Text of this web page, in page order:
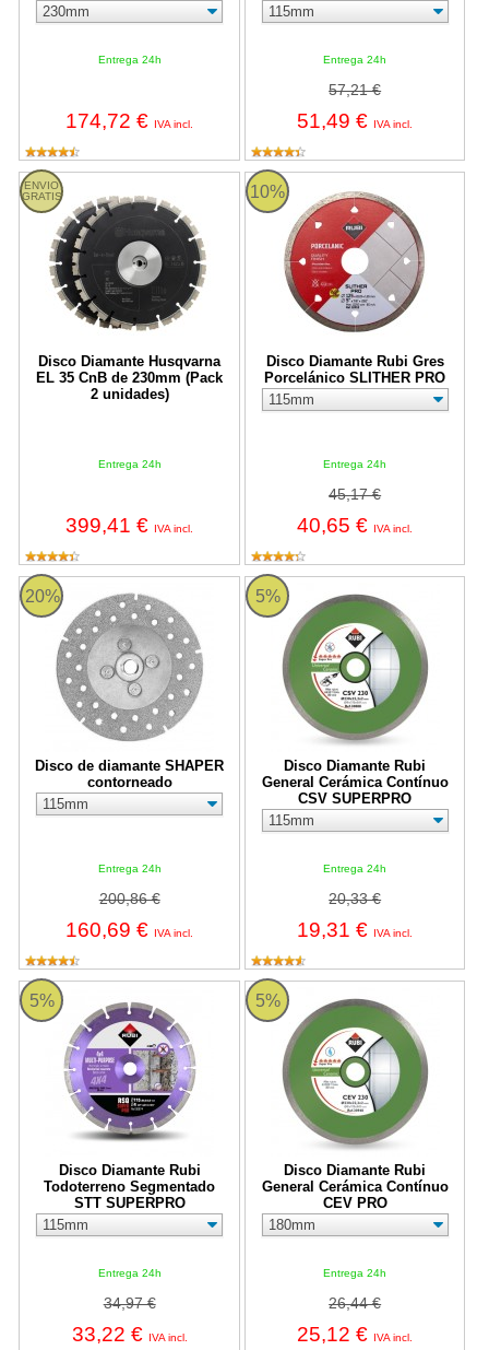
Entrega 24h
174,72 € IVA incl.
Entrega 24h
57,21 €
51,49 € IVA incl.
ENVIO
GRATIS
Disco Diamante Husqvarna
EL 35 CnB de 230mm (Pack
2 unidades)
Entrega 24h
399,41 € IVA incl.
Disco Diamante Husqvarna EL 35 CnB de 230mm (Pack 2
10%
Disco Diamante Rubi Gres
Porcelánico SLITHER PRO
Entrega 24h
45,17 €
40,65 € IVA incl.
Disco Diamante Rubi Gres
20%
Disco de diamante SHAPER
contorneado
Entrega 24h
200,86 €
160,69 € IVA incl.
Disco de diamante SHAPER contorneado
5%
Disco Diamante Rubi
General Cerámica Contínuo
CSV SUPERPRO
Entrega 24h
20,33 €
19,31 € IVA incl.
Disco Diamante Rubi General
5%
Disco Diamante Rubi
Todoterreno Segmentado
STT SUPERPRO
Entrega 24h
34,97 €
33,22 € IVA incl.
Disco Diamante Rubi Todoterreno Segmentado STT SUPERPRO
5%
Disco Diamante Rubi
General Cerámica Contínuo
CEV PRO
Entrega 24h
26,44 €
25,12 € IVA incl.
Disco Diamante Rubi General